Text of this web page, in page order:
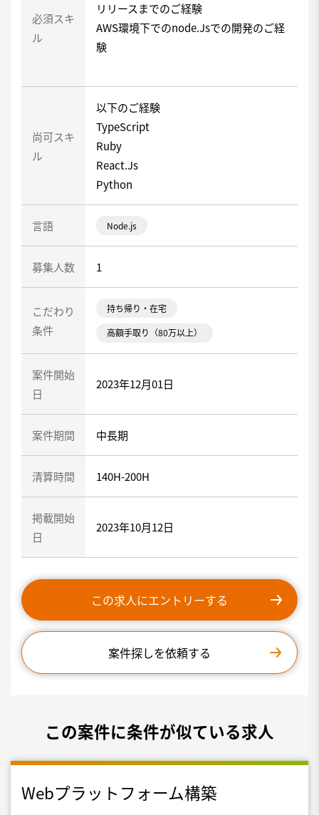
必須スキ
ル
リリースまでのご経験
AWS環境下でのnode.Jsでの開発のご経
験
尚可スキ
ル
以下のご経験
TypeScript
Ruby
React.Js
Python
言語 Node.js
募集人数 1
こだわり
条件
持ち帰り・在宅
高額手取り（80万以上）
案件開始
日
2023年12月01日
案件期間 中長期
清算時間 140H-200H
掲載開始
日
2023年10月12日
この求人にエントリーする
案件探しを依頼する
この案件に条件が似ている求人
Webプラットフォーム構築